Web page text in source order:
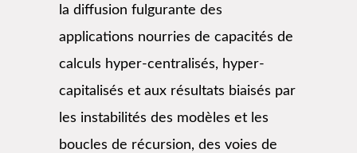
la diffusion fulgurante des
applications nourries de capacités de
calculs hyper-centralisés, hyper-
capitalisés et aux résultats biaisés par
les instabilités des modèles et les
boucles de récursion, des voies de